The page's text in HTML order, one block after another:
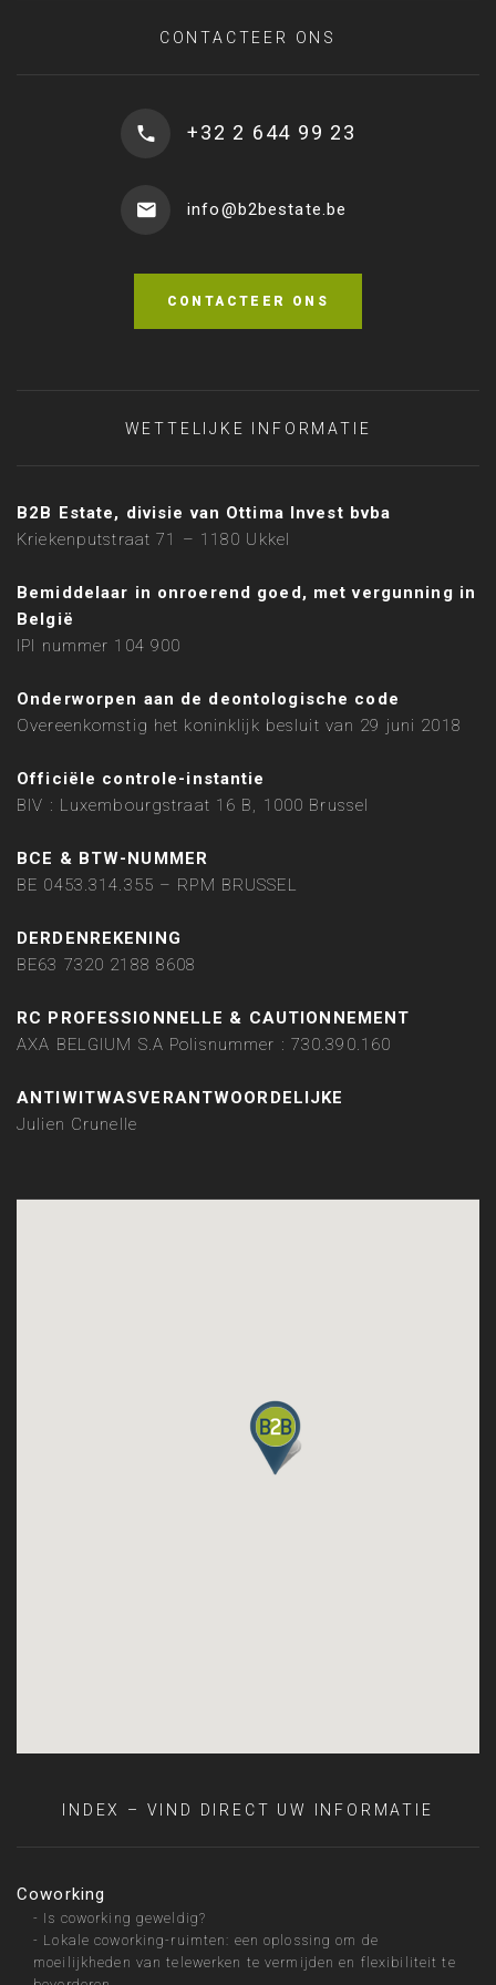
CONTACTEER ONS
+32 2 644 99 23
info@b2bestate.be
CONTACTEER ONS
WETTELIJKE INFORMATIE
B2B Estate, divisie van Ottima Invest bvba
Kriekenputstraat 71 – 1180 Ukkel
Bemiddelaar in onroerend goed, met vergunning in
België
IPI nummer 104 900
Onderworpen aan de deontologische code
Overeenkomstig het koninklijk besluit van 29 juni 2018
Officiële controle-instantie
BIV : Luxembourgstraat 16 B, 1000 Brussel
BCE & BTW-NUMMER
BE 0453.314.355 – RPM BRUSSEL
DERDENREKENING
BE63 7320 2188 8608
RC PROFESSIONNELLE & CAUTIONNEMENT
AXA BELGIUM S.A Polisnummer : 730.390.160
ANTIWITWASVERANTWOORDELIJKE
Julien Crunelle
INDEX – VIND DIRECT UW INFORMATIE
Coworking
- Is coworking geweldig?
- Lokale coworking-ruimten: een oplossing om de
moeilijkheden van telewerken te vermijden en flexibiliteit te